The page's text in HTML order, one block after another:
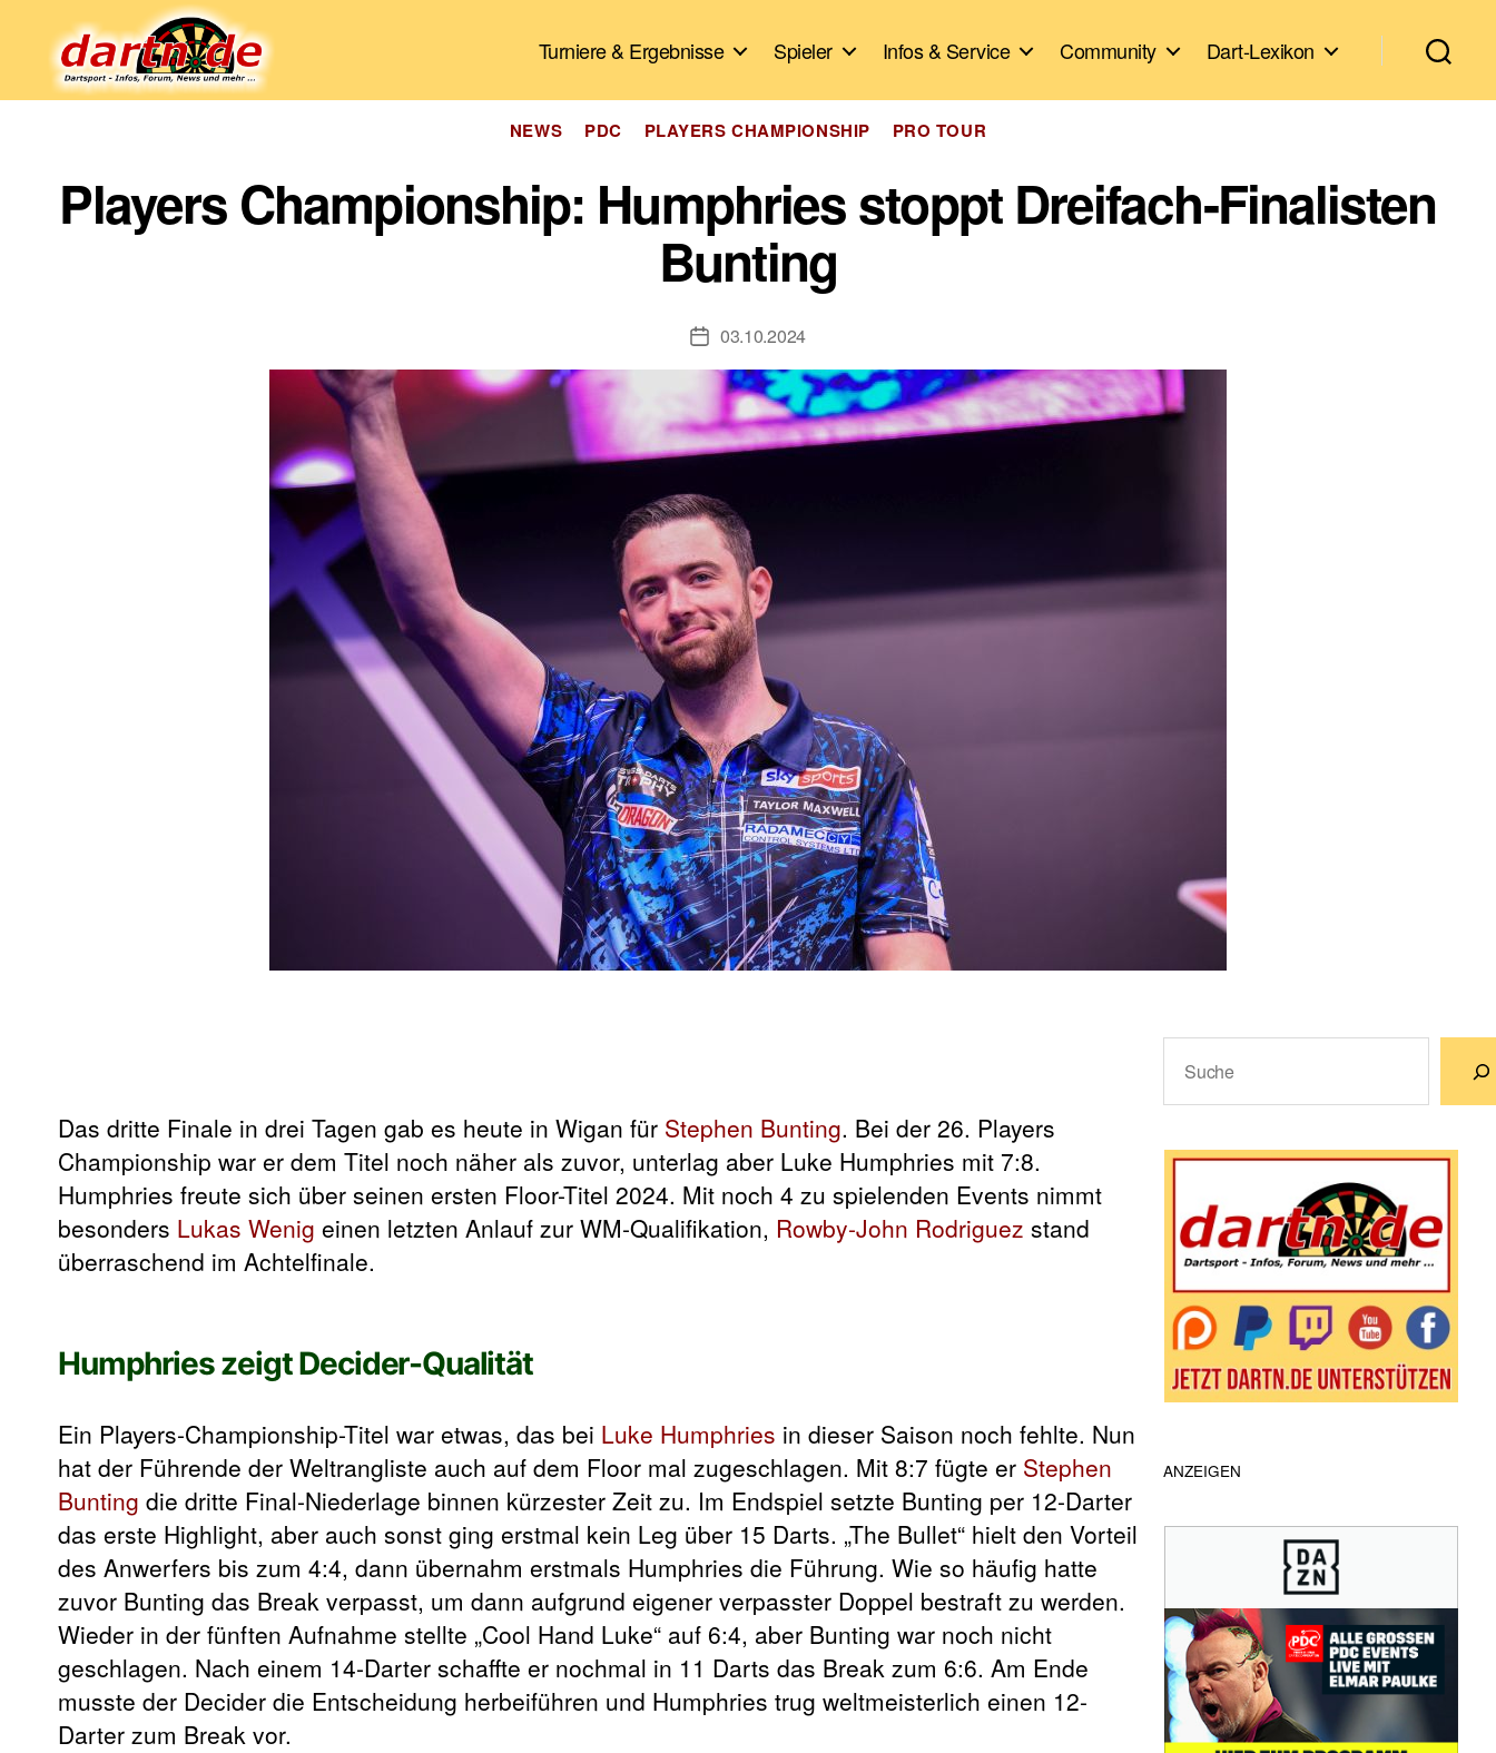
Turniere & Ergebnisse Spieler Infos & Service Community Dart-Lexikon
Kategorien
NEWS PDC PLAYERS CHAMPIONSHIP PRO TOUR
Players Championship: Humphries stoppt Dreifach-Finalisten
Bunting
Veröffentlichungsdatum
03.10.2024
Das dritte Finale in drei Tagen gab es heute in Wigan für Stephen Bunting. Bei der 26. Players
Championship war er dem Titel noch näher als zuvor, unterlag aber Luke Humphries mit 7:8.
Humphries freute sich über seinen ersten Floor-Titel 2024. Mit noch 4 zu spielenden Events nimmt
besonders Lukas Wenig einen letzten Anlauf zur WM-Qualifikation, Rowby-John Rodriguez stand
überraschend im Achtelfinale.
Humphries zeigt Decider-Qualität
Ein Players-Championship-Titel war etwas, das bei Luke Humphries in dieser Saison noch fehlte. Nun
hat der Führende der Weltrangliste auch auf dem Floor mal zugeschlagen. Mit 8:7 fügte er Stephen
Bunting die dritte Final-Niederlage binnen kürzester Zeit zu. Im Endspiel setzte Bunting per 12-Darter
das erste Highlight, aber auch sonst ging erstmal kein Leg über 15 Darts. „The Bullet“ hielt den Vorteil
des Anwerfers bis zum 4:4, dann übernahm erstmals Humphries die Führung. Wie so häufig hatte
zuvor Bunting das Break verpasst, um dann aufgrund eigener verpasster Doppel bestraft zu werden.
Wieder in der fünften Aufnahme stellte „Cool Hand Luke“ auf 6:4, aber Bunting war noch nicht
geschlagen. Nach einem 14-Darter schaffte er nochmal in 11 Darts das Break zum 6:6. Am Ende
musste der Decider die Entscheidung herbeiführen und Humphries trug weltmeisterlich einen 12-
Darter zum Break vor.
ANZEIGEN